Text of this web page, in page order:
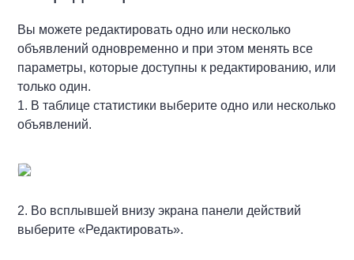
Вы можете редактировать одно или несколько
объявлений одновременно и при этом менять все
параметры, которые доступны к редактированию, или
только один.
1. В таблице статистики выберите одно или несколько
объявлений.
2. Во всплывшей внизу экрана панели действий
выберите «Редактировать».